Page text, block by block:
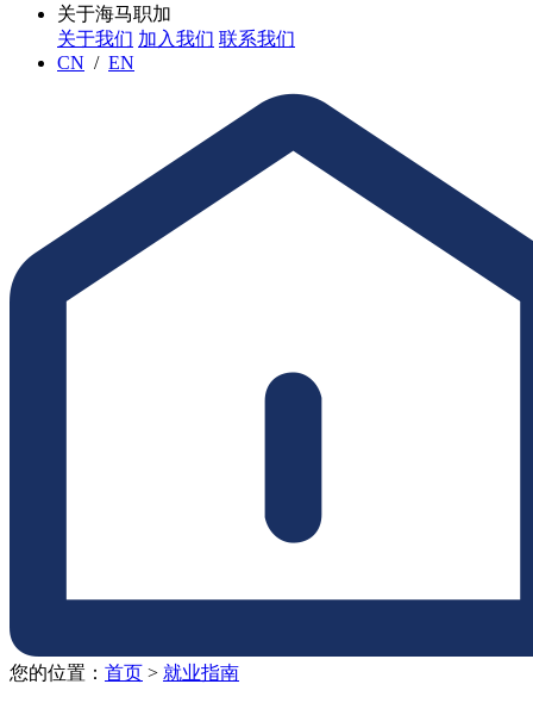
关于海马职加
关于我们 加入我们 联系我们
CN / EN
您的位置： 首页 > 就业指南